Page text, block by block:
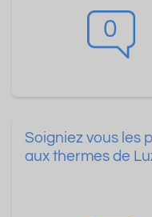
0
Soigniez vous les
aux thermes de